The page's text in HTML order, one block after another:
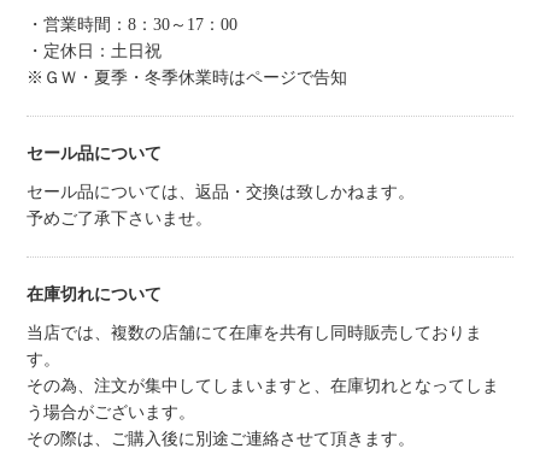
・営業時間：8：30～17：00
・定休日：土日祝
※ＧＷ・夏季・冬季休業時はページで告知
セール品について
セール品については、返品・交換は致しかねます。
予めご了承下さいませ。
在庫切れについて
当店では、複数の店舗にて在庫を共有し同時販売しておりま
す。
その為、注文が集中してしまいますと、在庫切れとなってしま
う場合がございます。
その際は、ご購入後に別途ご連絡させて頂きます。